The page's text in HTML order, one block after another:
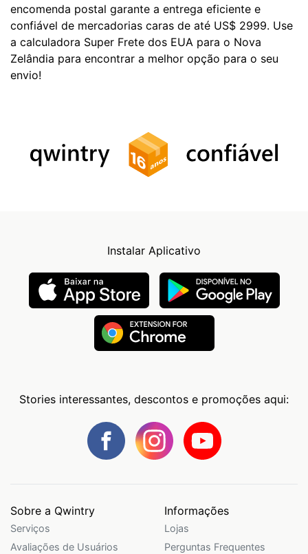
encomenda postal garante a entrega eficiente e
confiável de mercadorias caras de até US$ 2999. Use
a calculadora Super Frete dos EUA para o Nova
Zelândia para encontrar a melhor opção para o seu
envio!
Instalar Aplicativo
Stories interessantes, descontos e promoções aqui:
Sobre a Qwintry
Serviços
Avaliações de Usuários
Informações
Lojas
Perguntas Frequentes